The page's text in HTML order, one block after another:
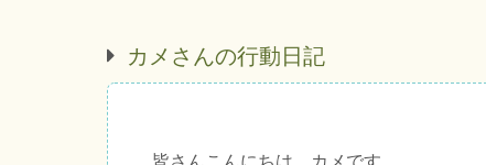
カメさんの行動日記
皆さんこんにちは、カメです。